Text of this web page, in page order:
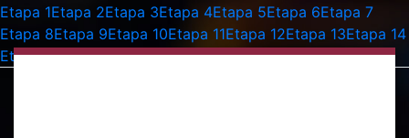
Etapa 1Etapa 2Etapa 3Etapa 4Etapa 5Etapa 6Etapa 7
Etapa 8Etapa 9Etapa 10Etapa 11Etapa 12Etapa 13Etapa 14
Etapa 15